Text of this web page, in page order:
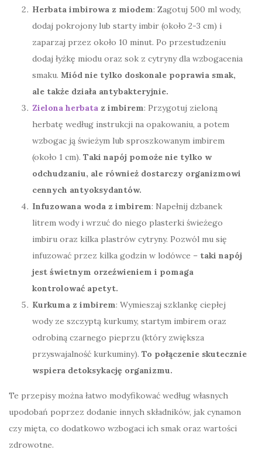
Herbata imbirowa z miodem: Zagotuj 500 ml wody,
dodaj pokrojony lub starty imbir (około 2-3 cm) i
zaparzaj przez około 10 minut. Po przestudzeniu
dodaj łyżkę miodu oraz sok z cytryny dla wzbogacenia
smaku. Miód nie tylko doskonale poprawia smak,
ale także działa antybakteryjnie.
Zielona herbata z imbirem: Przygotuj zieloną
herbatę według instrukcji na opakowaniu, a potem
wzbogac ją świeżym lub sproszkowanym imbirem
(około 1 cm). Taki napój pomoże nie tylko w
odchudzaniu, ale również dostarczy organizmowi
cennych antyoksydantów.
Infuzowana woda z imbirem: Napełnij dzbanek
litrem wody i wrzuć do niego plasterki świeżego
imbiru oraz kilka plastrów cytryny. Pozwól mu się
infuzować przez kilka godzin w lodówce – taki napój
jest świetnym orzeźwieniem i pomaga
kontrolować apetyt.
Kurkuma z imbirem: Wymieszaj szklankę ciepłej
wody ze szczyptą kurkumy, startym imbirem oraz
odrobiną czarnego pieprzu (który zwiększa
przyswajalność kurkuminy). To połączenie skutecznie
wspiera detoksykację organizmu.
Te przepisy można łatwo modyfikować według własnych
upodobań poprzez dodanie innych składników, jak cynamon
czy mięta, co dodatkowo wzbogaci ich smak oraz wartości
zdrowotne.